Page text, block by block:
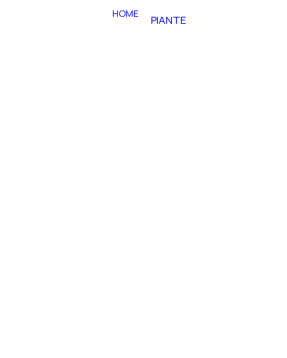
HOME PIANTE